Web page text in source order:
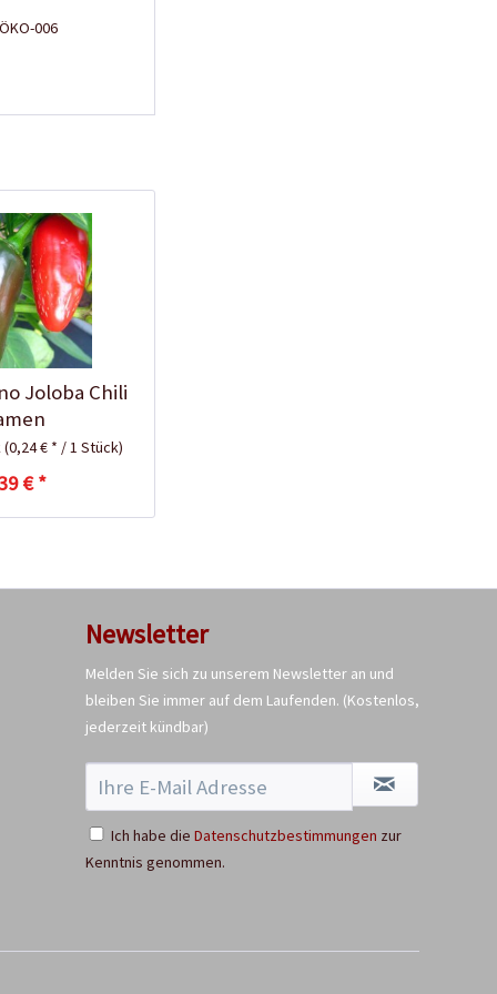
006
Joloba Chili
(0,24 € * / 1 Stück)
€ *
Charly Chili -
39,90 € *
Newsletter
Melden Sie sich zu unserem Newsletter an und
bleiben Sie immer auf dem Laufenden. (Kostenlos,
jederzeit kündbar)
Ich habe die Datenschutzbestimmungen zur
Kenntnis genommen.